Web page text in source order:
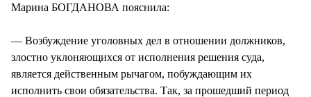
Марина БОГДАНОВА пояснила:
— Возбуждение уголовных дел в отношении должников,
злостно уклоняющихся от исполнения решения суда,
является действенным рычагом, побуждающим их
исполнить свои обязательства. Так, за прошедший период